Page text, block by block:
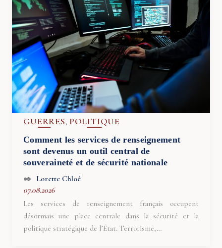
GUERRES, POLITIQUE
Comment les services de renseignement
sont devenus un outil central de
souveraineté et de sécurité nationale
Lorette Chloé
07.08.2026
Les services de renseignement français occupent
désormais une place centrale dans la sécurité et la
politique stratégique de l’État. Terrorisme,…